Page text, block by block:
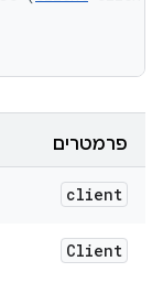
פרמטרים
client
Client